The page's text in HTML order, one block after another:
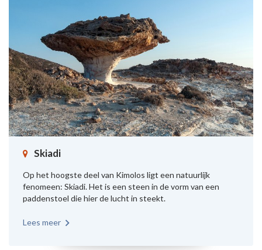
Skiadi
Op het hoogste deel van Kimolos ligt een natuurlijk
fenomeen: Skiadi. Het is een steen in de vorm van een
paddenstoel die hier de lucht in steekt.
Lees meer